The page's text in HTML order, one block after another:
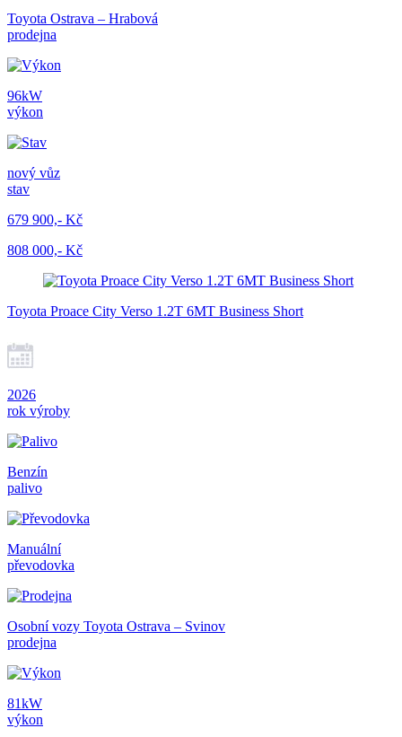
Toyota Ostrava – Hrabová
prodejna
96kW
výkon
nový vůz
stav
679 900,- Kč
808 000,- Kč
Toyota Proace City Verso 1.2T 6MT Business Short
2026
rok výroby
Benzín
palivo
Manuální
převodovka
Osobní vozy Toyota Ostrava – Svinov
prodejna
81kW
výkon